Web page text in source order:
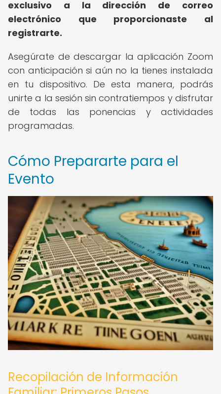
exclusivo a la dirección de correo
electrónico que proporcionaste al
registrarte.
Asegúrate de descargar la aplicación Zoom
con anticipación si aún no la tienes instalada
en tu dispositivo. De esta manera, podrás
unirte a la sesión sin contratiempos y disfrutar
de todas las ponencias y actividades
programadas.
Cómo Prepararte para el
Evento
Recopilación de Información